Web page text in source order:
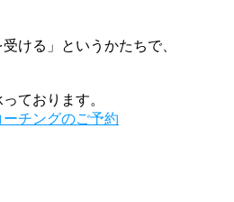
ける」というかたちで、
ております。
チングのご予約